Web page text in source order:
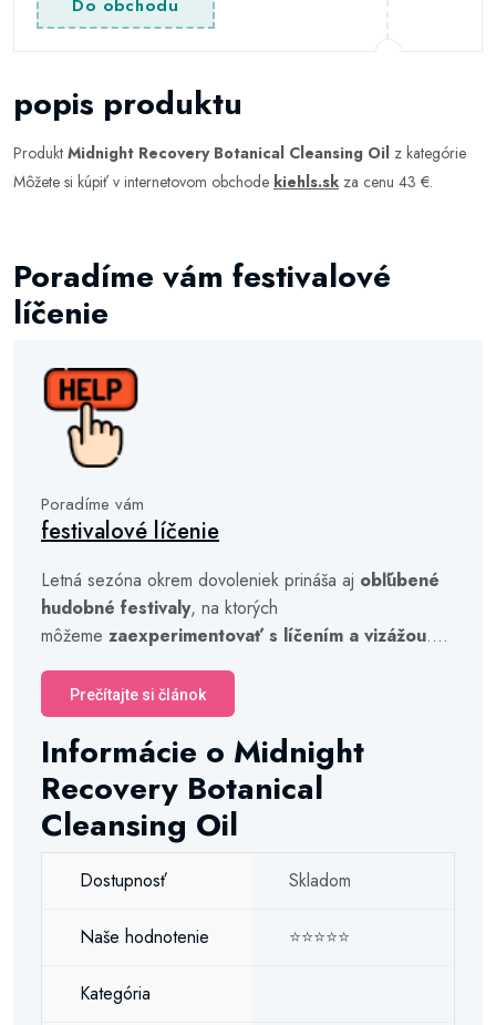
Do obchodu
popis produktu
Produkt Midnight Recovery Botanical Cleansing Oil z kategórie
Môžete si kúpiť v internetovom obchode kiehls.sk za cenu 43 €.
Poradíme vám festivalové
líčenie
Poradíme vám
festivalové líčenie
Letná sezóna okrem dovoleniek prináša aj obľúbené
hudobné festivaly, na ktorých
môžeme zaexperimentovať s líčením a vizážou....
Prečítajte si článok
Informácie o Midnight
Recovery Botanical
Cleansing Oil
Dostupnosť Skladom
Naše hodnotenie ⭐⭐⭐⭐⭐
Kategória